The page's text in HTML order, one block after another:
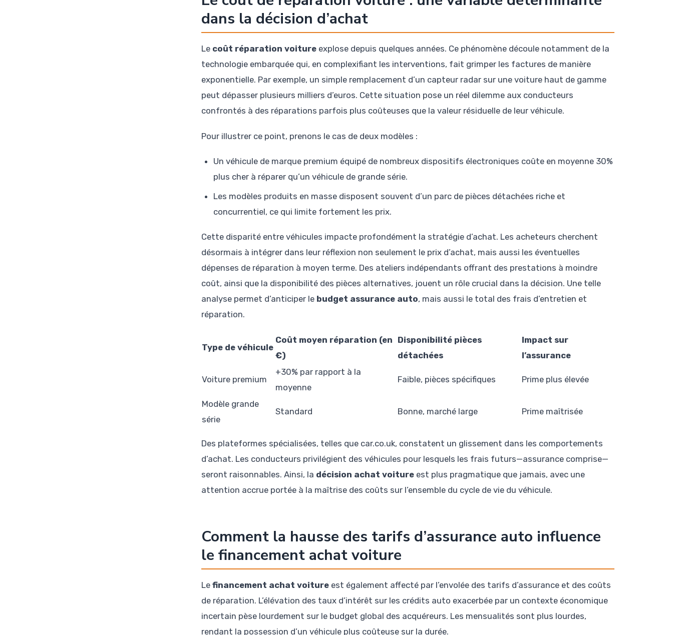
dans la décision d’achat
Le coût réparation voiture explose depuis quelques années. Ce phénomène découle notamment de la
technologie embarquée qui, en complexifiant les interventions, fait grimper les factures de manière
exponentielle. Par exemple, un simple remplacement d’un capteur radar sur une voiture haut de gamme
peut dépasser plusieurs milliers d’euros. Cette situation pose un réel dilemme aux conducteurs
confrontés à des réparations parfois plus coûteuses que la valeur résiduelle de leur véhicule.
Pour illustrer ce point, prenons le cas de deux modèles :
Un véhicule de marque premium équipé de nombreux dispositifs électroniques coûte en moyenne 30%
plus cher à réparer qu’un véhicule de grande série.
Les modèles produits en masse disposent souvent d’un parc de pièces détachées riche et
concurrentiel, ce qui limite fortement les prix.
Cette disparité entre véhicules impacte profondément la stratégie d’achat. Les acheteurs cherchent
désormais à intégrer dans leur réflexion non seulement le prix d’achat, mais aussi les éventuelles
dépenses de réparation à moyen terme. Des ateliers indépendants offrant des prestations à moindre
coût, ainsi que la disponibilité des pièces alternatives, jouent un rôle crucial dans la décision. Une telle
analyse permet d’anticiper le budget assurance auto, mais aussi le total des frais d’entretien et
réparation.
Type de véhicule
Coût moyen réparation (en
€)
Disponibilité pièces
détachées
Impact sur
l’assurance
Voiture premium
+30% par rapport à la
moyenne
Faible, pièces spécifiques Prime plus élevée
Modèle grande
série
Standard Bonne, marché large Prime maîtrisée
Des plateformes spécialisées, telles que car.co.uk, constatent un glissement dans les comportements
d’achat. Les conducteurs privilégient des véhicules pour lesquels les frais futurs—assurance comprise—
seront raisonnables. Ainsi, la décision achat voiture est plus pragmatique que jamais, avec une
attention accrue portée à la maîtrise des coûts sur l’ensemble du cycle de vie du véhicule.
Comment la hausse des tarifs d’assurance auto influence
le financement achat voiture
Le financement achat voiture est également affecté par l’envolée des tarifs d’assurance et des coûts
de réparation. L’élévation des taux d’intérêt sur les crédits auto exacerbée par un contexte économique
incertain pèse lourdement sur le budget global des acquéreurs. Les mensualités sont plus lourdes,
rendant la possession d’un véhicule plus coûteuse sur la durée.